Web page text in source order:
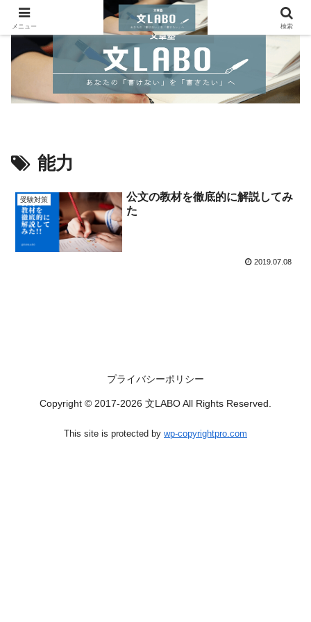
能力
受験対策
公文の教材を徹底的に解説してみ
た
2019.07.08
プライバシーポリシー
Copyright © 2017-2026 文LABO All Rights Reserved.
メニュー 検索
This site is protected by wp-copyrightpro.com